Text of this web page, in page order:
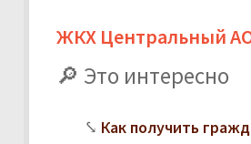
ЖКХ Центральный
Это интересно
Как получить